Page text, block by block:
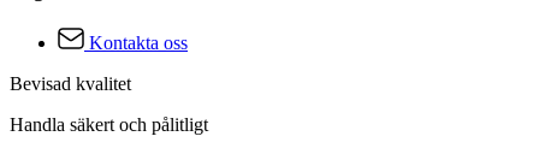
Kontakta oss
Bevisad kvalitet
Handla säkert och pålitligt